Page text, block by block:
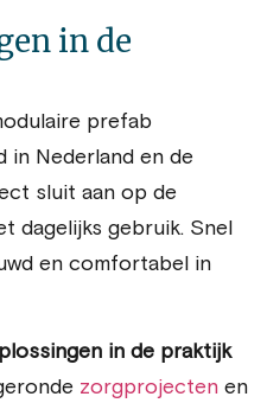
in de
prefab
in Nederland en de
sluit aan op de
dagelijks gebruik. Snel
en comfortabel in
in de praktijk
zorgprojecten en